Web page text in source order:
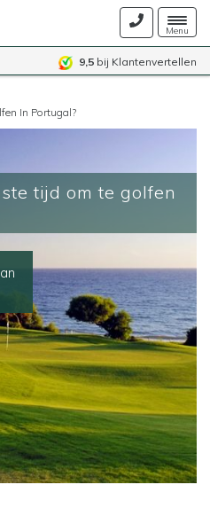
Menu
9,5 bij Klantenvertellen
In Portugal?
tijd om te golfen